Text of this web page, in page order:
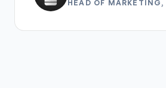
HEAD OF MARKETING,